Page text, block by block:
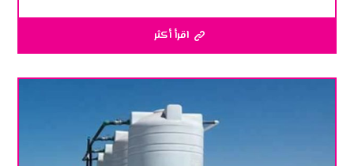
اقرأ أكثر